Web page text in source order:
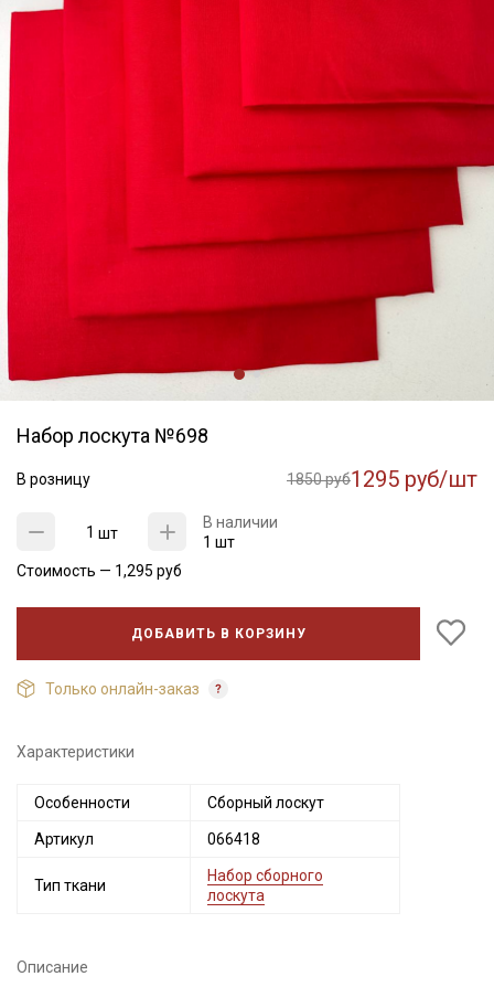
Набор лоскута №698
В розницу 1850 руб1295 руб/шт
шт
В наличии
1 шт
Стоимость — 1,295 руб
ДОБАВИТЬ В КОРЗИНУ
Только онлайн-заказ
Характеристики
Особенности Сборный лоскут
Артикул 066418
Тип ткани
Набор сборного
лоскута
Описание
Мы публикуем здесь дополнительные
промокоды и скидки до 30% на узкие
категории тканей